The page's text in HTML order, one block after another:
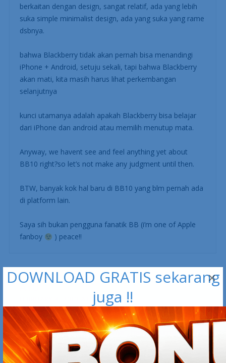
DOWNLOAD GRATIS sekarang
juga !!
×
berkaitan dengan design, sangat relatif, ada yang lebih
suka simple minimalist design, ada yang suka yang rame
dsbnya.
bahwa Blackberry tidak akan pernah bisa menandingi
iPhone + Android, setuju sekali, tapi bahwa Blackberry
akan mati, kita masih harus lihat perkembangan
selanjutnya
kunci utamanya adalah apakah Blackberry bisa belajar
dari iPhone dan android atau memilih menutup mata.
Anyway, we havent see and feel anything yet about
BB10 right?so let’s not make any judgment until then.
BTW, banyak kok hal baru di BB10 yang blm pernah ada
di platform lain.
Saya sih bukan pengguna fanatik BB (i’m one of Apple
fanboy
) peace!!
AYU
FEBRUARY 4, 2013 AT 12:22 PM
Kalau pemakaian android lebih susah daripada BB, itu
sebenarnya hanya “kelihatannya”, hanya asumsi orang2
yang takut mencoba.